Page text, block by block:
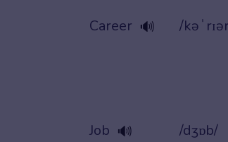
Career 🔊 /
Job 🔊 /dʒɒb/